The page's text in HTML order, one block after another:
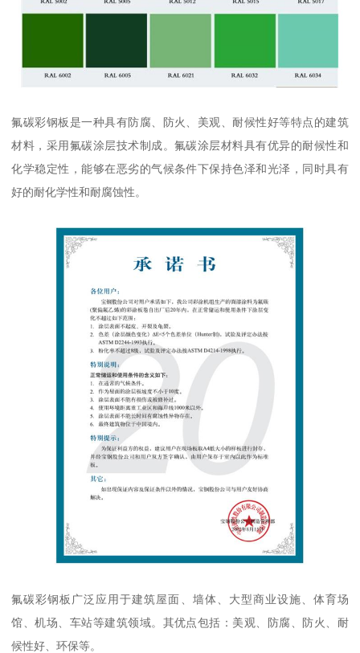
氟碳彩钢板是一种具有防腐、防火、美观、耐候性好等特点的建筑
材料，采用氟碳涂层技术制成。氟碳涂层材料具有优异的耐候性和
化学稳定性，能够在恶劣的气候条件下保持色泽和光泽，同时具有
好的耐化学性和耐腐蚀性。
氟碳彩钢板广泛应用于建筑屋面、墙体、大型商业设施、体育场
馆、机场、车站等建筑领域。其优点包括：美观、防腐、防火、耐
候性好、环保等。